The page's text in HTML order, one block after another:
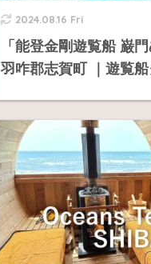
2024.08.16 Fri
「能登金剛遊覧船 巌
羽咋郡志賀町 ｜遊覧